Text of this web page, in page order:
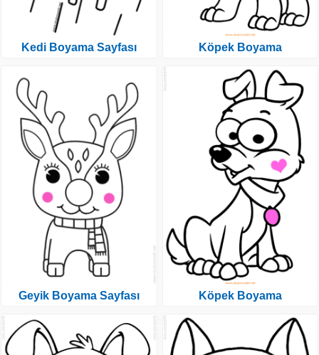
Kedi Boyama Sayfası
Geyik Boyama Sayfası
Köpek Boyama
Köpek Boyama